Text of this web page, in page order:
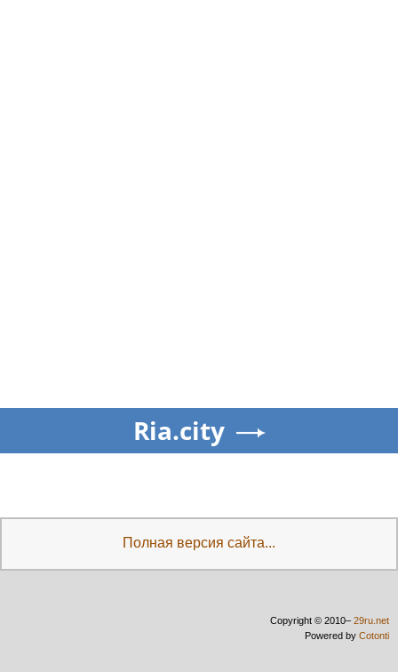
Ria.city
Полная версия сайта...
Copyright © 2010– 29ru.net
Powered by Cotonti